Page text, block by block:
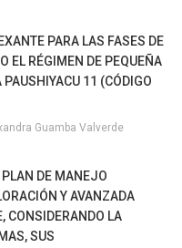
PARA LAS FASES DE
EL RÉGIMEN DE PEQUEÑA
11 (CÓDIGO
Guamba Valverde
DE MANEJO
Y AVANZADA
CONSIDERANDO LA
SUS